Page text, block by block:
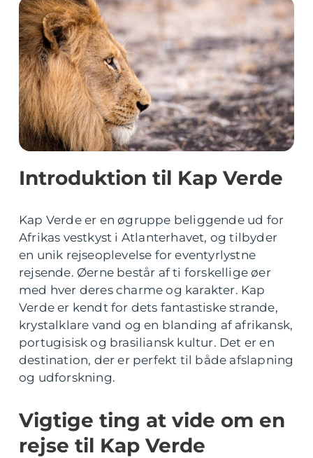
Introduktion til Kap Verde
Kap Verde er en øgruppe beliggende ud for
Afrikas vestkyst i Atlanterhavet, og tilbyder
en unik rejseoplevelse for eventyrlystne
rejsende. Øerne består af ti forskellige øer
med hver deres charme og karakter. Kap
Verde er kendt for dets fantastiske strande,
krystalklare vand og en blanding af afrikansk,
portugisisk og brasiliansk kultur. Det er en
destination, der er perfekt til både afslapning
og udforskning.
Vigtige ting at vide om en
rejse til Kap Verde